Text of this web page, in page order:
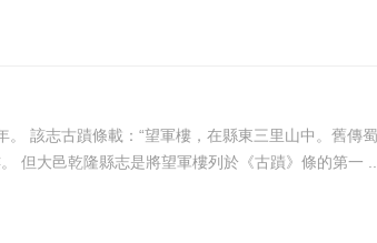
光緒版大邑縣誌所載略同。 也有所不同的是古蹟條增加了另一種志《邛州志》記望軍樓。 但大邑乾隆縣志是將望軍樓列於《古蹟》條的第一